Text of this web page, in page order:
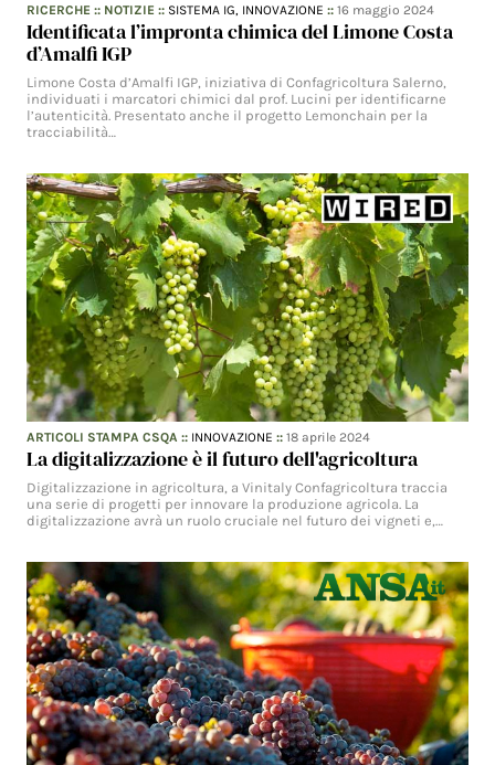
RICERCHE :: NOTIZIE :: SISTEMA IG, INNOVAZIONE ::16 maggio 2024
Identificata l’impronta chimica del Limone Costa
d’Amalfi IGP
Limone Costa d’Amalfi IGP, iniziativa di Confagricoltura Salerno,
individuati i marcatori chimici dal prof. Lucini per identificarne
l’autenticità. Presentato anche il progetto Lemonchain per la
tracciabilità…
ARTICOLI STAMPA CSQA :: INNOVAZIONE ::18 aprile 2024
La digitalizzazione è il futuro dell'agricoltura
Digitalizzazione in agricoltura, a Vinitaly Confagricoltura traccia
una serie di progetti per innovare la produzione agricola. La
digitalizzazione avrà un ruolo cruciale nel futuro dei vigneti e,…